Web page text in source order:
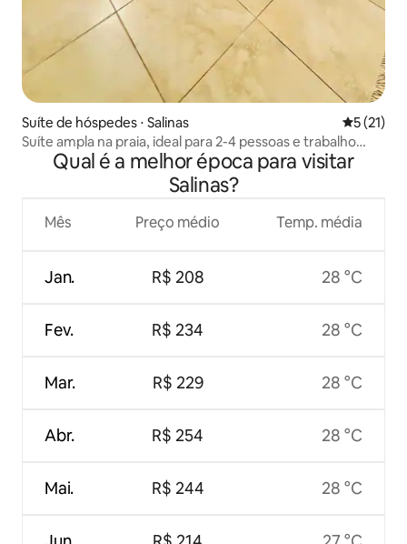
Suíte de hóspedes ⋅ Salinas 5 de uma
5 (21)
Suíte ampla na praia, ideal para 2-4 pessoas e trabalho
remotoQual é a melhor época para visitar
Salinas?
Mês
Jan.
Fev.
Mar.
Abr.
Mai.
Preço médio
R$ 208
R$ 234
R$ 229
R$ 254
R$ 244
Temp. média
28 °C
28 °C
28 °C
28 °C
28 °C